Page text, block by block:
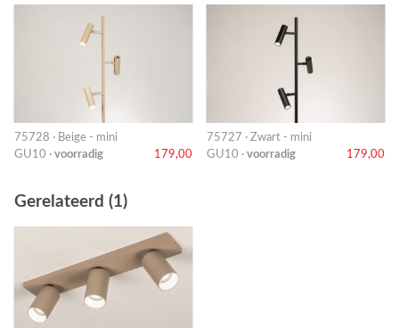
75728 · Beige - mini
GU10 · voorradig 179,00
75727 · Zwart - mini
GU10 · voorradig 179,00
Gerelateerd (1)